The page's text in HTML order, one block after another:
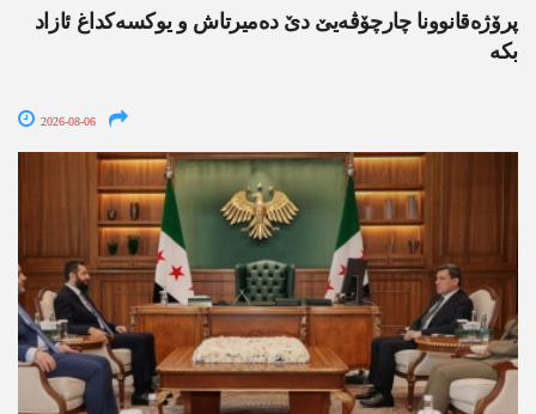
پرۆژەقانوونا چارچۆڤەیێ دێ دەمیرتاش و یوکسەکداغ ئازاد
بکە
2026-08-06